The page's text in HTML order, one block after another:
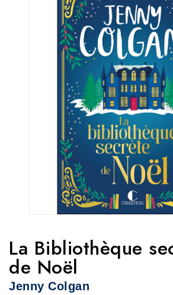
La Bibliothèque
de Noël
Jenny Colgan